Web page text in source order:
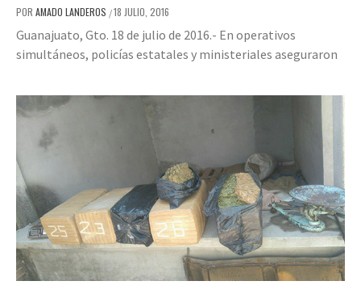
POR AMADO LANDEROS /18 JULIO, 2016
Guanajuato, Gto. 18 de julio de 2016.- En operativos
simultáneos, policías estatales y ministeriales aseguraron